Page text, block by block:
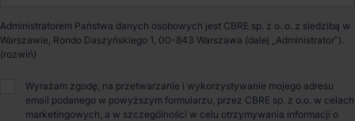
Opiekun nieruchomości
Małgorzata Czepel
Administratorem Państwa danych osobowych jest CBRE sp. z o. o. z siedzibą w
Warszawie, Rondo Daszyńskiego 1, 00-843 Warszawa (dalej „Administrator”).
Wyrażam zgodę, na przetwarzanie i wykorzystywanie mojego adresu
email podanego w powyższym formularzu, przez CBRE sp. z o.o. w celach
marketingowych, a w szczególności w celu otrzymywania informacji o